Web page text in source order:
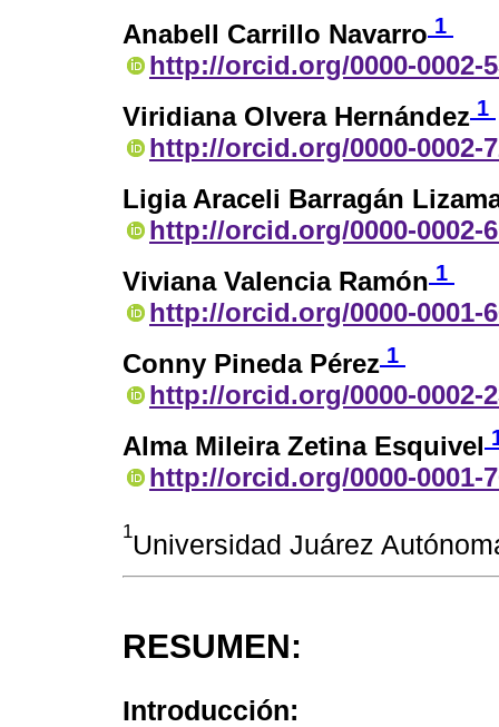
Anabell Carrillo Navarro 1
http://orcid.org/0000-0002-
Viridiana Olvera Hernández 1
http://orcid.org/0000-0002-
Ligia Araceli Barragán
http://orcid.org/0000-0002-
Viviana Valencia Ramón 1
http://orcid.org/0000-0001-
Conny Pineda Pérez 1
http://orcid.org/0000-0002-
Alma Mileira Zetina Esquivel
http://orcid.org/0000-0001-
1Universidad Juárez
RESUMEN:
Introducción: